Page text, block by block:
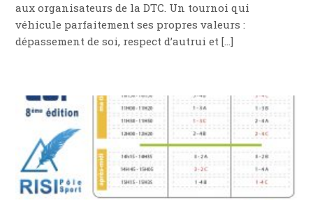
aux organisateurs de la DTC. Un tournoi qui
véhicule parfaitement ses propres valeurs :
dépassement de soi, respect d’autrui et […]